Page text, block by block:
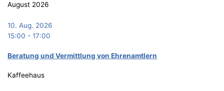
August 2026
10. Aug. 2026
15:00 -17:00
Bera­tung und Ver­mitt­lung von Ehrenamtlern
Kaffeehaus